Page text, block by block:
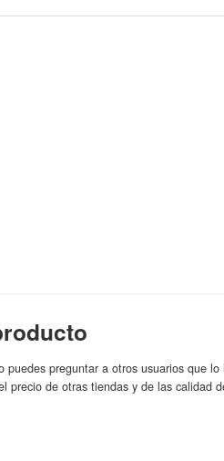
puedes preguntar a otros usuarios que
precio de otras tiendas y de las calidad